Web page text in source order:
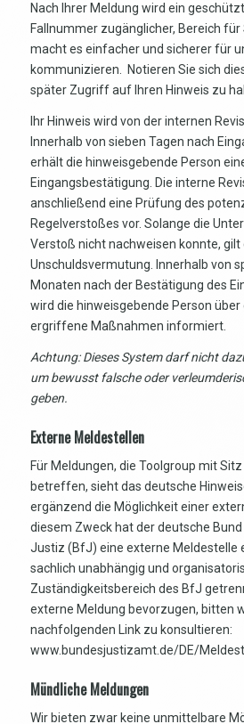
Nach Ihrer Meldung wird ein
Fallnummer zugänglicher, Bereich für
macht es einfacher und sicherer für
kommunizieren. Notieren Sie sich
später Zugriff auf Ihren Hinweis zu
Ihr Hinweis wird von der internen
Innerhalb von sieben Tagen nach
erhält die hinweisgebende Person
Eingangsbestätigung. Die interne
anschließend eine Prüfung des
Regelverstoßes vor. Solange die
Verstoß nicht nachweisen konnte, gilt
Unschuldsvermutung. Innerhalb von
Monaten nach der Bestätigung des
wird die hinweisgebende Person
ergriffene Maßnahmen informiert.
Achtung: Dieses System darf nicht
um bewusst falsche oder
geben.
Externe Meldestellen
Für Meldungen, die Toolgroup mit
betreffen, sieht das deutsche
ergänzend die Möglichkeit einer
diesem Zweck hat der deutsche
Justiz (BfJ) eine externe Meldestelle
sachlich unabhängig und
Zuständigkeitsbereich des BfJ
externe Meldung bevorzugen, bitten
nachfolgenden Link zu konsultieren:
www.bundesjustizamt.de/DE/
Mündliche Meldungen
Wir bieten zwar keine unmittelbare